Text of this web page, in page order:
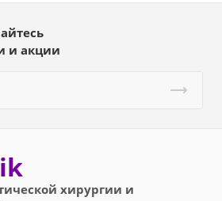
и акции
хирургии и